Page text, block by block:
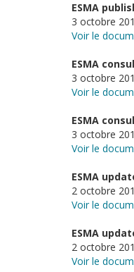
ESMA
3 octobre
Voir le
ESMA
3 octobre
Voir le
ESMA
3 octobre
Voir le
ESMA
2 octobre
Voir le
ESMA
2 octobre
Voir le